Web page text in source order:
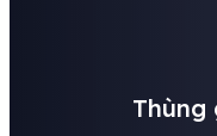
Thùng